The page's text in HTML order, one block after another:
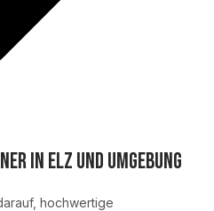
in Elz und Umgebung​
hochwertige